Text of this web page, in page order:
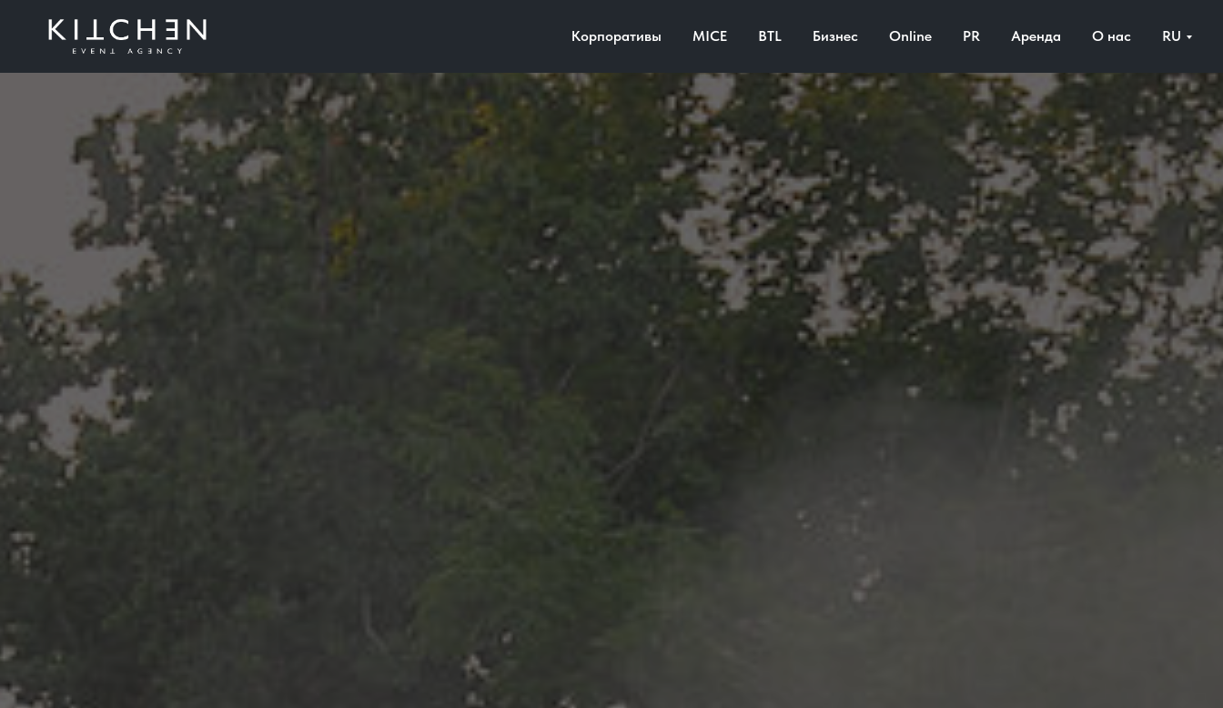
Корпоративы MICE BTL Бизнес Online PR Аренда О нас RU